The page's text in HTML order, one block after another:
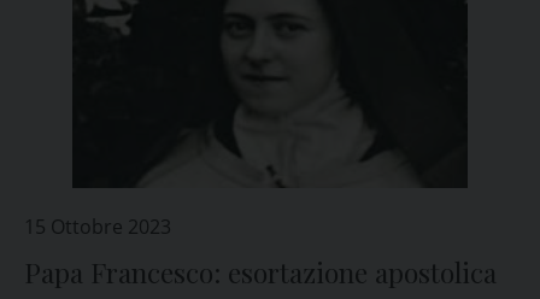
15 Ottobre 2023
Papa Francesco: esortazione apostolica